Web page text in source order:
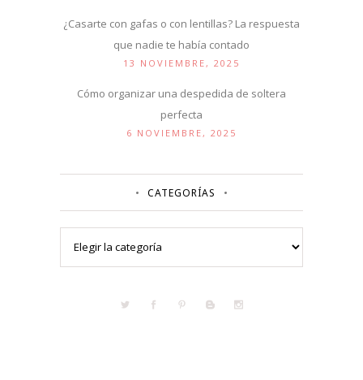
¿Casarte con gafas o con lentillas? La respuesta
que nadie te había contado
13 NOVIEMBRE, 2025
Cómo organizar una despedida de soltera
perfecta
6 NOVIEMBRE, 2025
CATEGORÍAS